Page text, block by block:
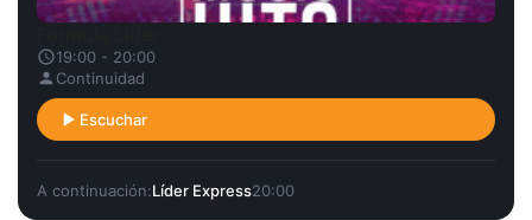
19:00 - 20:00
Continuidad
Escuchar
A continuación:Líder Express20:00